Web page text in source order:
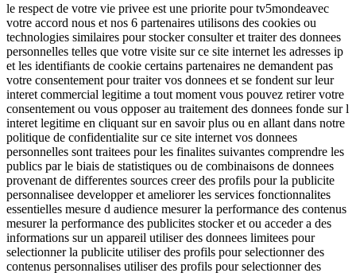
le respect de votre vie privee est une priorite pour tv5mondeavec
votre accord nous et nos 6 partenaires utilisons des cookies ou
technologies similaires pour stocker consulter et traiter des donnees
personnelles telles que votre visite sur ce site internet les adresses ip
et les identifiants de cookie certains partenaires ne demandent pas
votre consentement pour traiter vos donnees et se fondent sur leur
interet commercial legitime a tout moment vous pouvez retirer votre
consentement ou vous opposer au traitement des donnees fonde sur l
interet legitime en cliquant sur en savoir plus ou en allant dans notre
politique de confidentialite sur ce site internet vos donnees
personnelles sont traitees pour les finalites suivantes comprendre les
publics par le biais de statistiques ou de combinaisons de donnees
provenant de differentes sources creer des profils pour la publicite
personnalisee developper et ameliorer les services fonctionnalites
essentielles mesure d audience mesurer la performance des contenus
mesurer la performance des publicites stocker et ou acceder a des
informations sur un appareil utiliser des donnees limitees pour
selectionner la publicite utiliser des profils pour selectionner des
contenus personnalises utiliser des profils pour selectionner des